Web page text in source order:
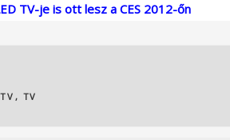
TV-je is ott lesz a CES 2012-őn
, TV